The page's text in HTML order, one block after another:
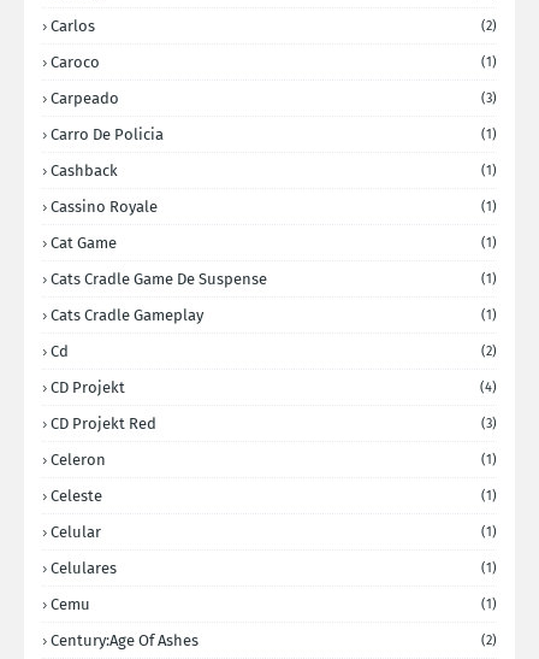
Carlos (2)
Caroco (1)
Carpeado (3)
Carro De Policia (1)
Cashback (1)
Cassino Royale (1)
Cat Game (1)
Cats Cradle Game De Suspense (1)
Cats Cradle Gameplay (1)
Cd (2)
CD Projekt (4)
CD Projekt Red (3)
Celeron (1)
Celeste (1)
Celular (1)
Celulares (1)
Cemu (1)
Century:Age Of Ashes (2)